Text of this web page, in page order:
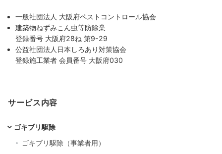
一般社団法人 大阪府ペストコントロール協会
建築物ねずみこん虫等防除業
登録番号 大阪府28ね 第9-29
公益社団法人日本しろあり対策協会
登録施工業者 会員番号 大阪府030
サービス内容
ゴキブリ駆除
ゴキブリ駆除（事業者用）